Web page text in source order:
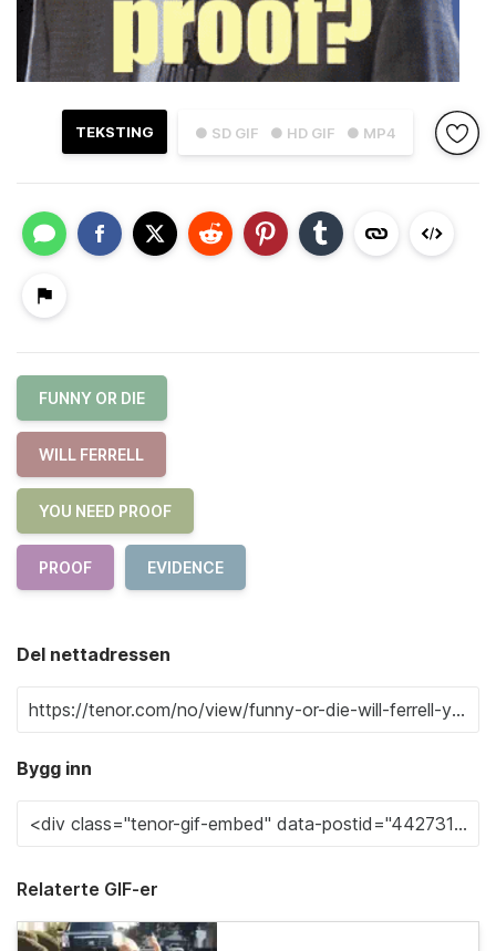
● SD GIF ● HD GIF ● MP4
TEKSTING
FUNNY OR DIE
WILL FERRELL
YOU NEED PROOF
PROOF EVIDENCE
Del nettadressen
Bygg inn
Relaterte GIF-er